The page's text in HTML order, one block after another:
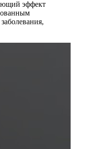
эффект